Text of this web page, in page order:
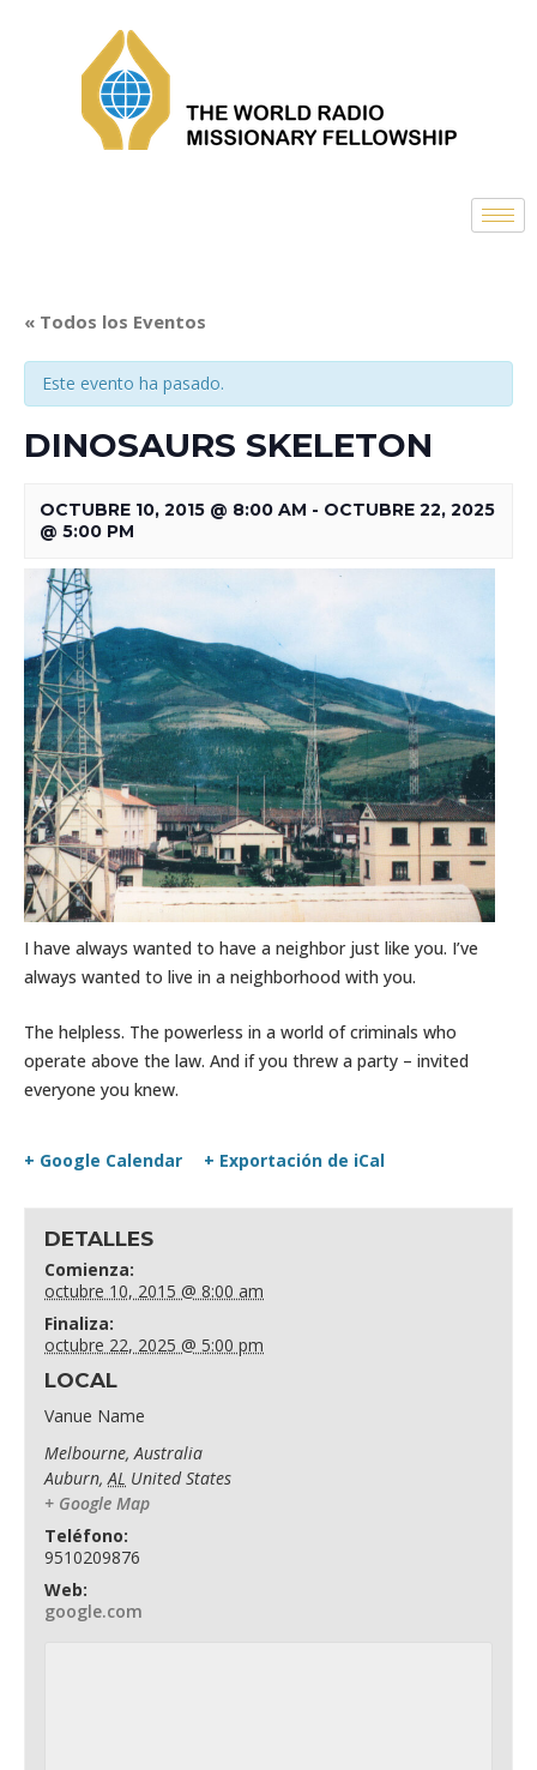
« Todos los Eventos
Este evento ha pasado.
DINOSAURS SKELETON
OCTUBRE 10, 2015 @ 8:00 AM - OCTUBRE 22, 2025
@ 5:00 PM
I have always wanted to have a neighbor just like you. I’ve
always wanted to live in a neighborhood with you.
The helpless. The powerless in a world of criminals who
operate above the law. And if you threw a party – invited
everyone you knew.
+ Google Calendar + Exportación de iCal
DETALLES
Comienza:
octubre 10, 2015 @ 8:00 am
Finaliza:
octubre 22, 2025 @ 5:00 pm
LOCAL
Vanue Name
Melbourne, Australia
Auburn, AL United States
+ Google Map
Teléfono:
9510209876
Web:
google.com